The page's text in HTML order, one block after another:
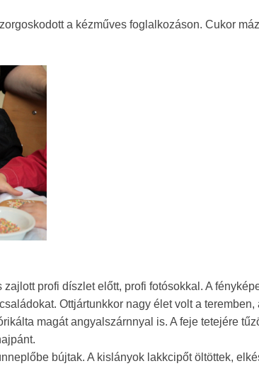
a kézműves foglalkozáson. Cukor
profi díszlet előtt, profi fotósokkal. A
Ottjártunkkor nagy élet volt a teremben,
magát angyalszárnnyal is. A feje tetejére
bújtak. A kislányok lakkcipőt öltöttek,